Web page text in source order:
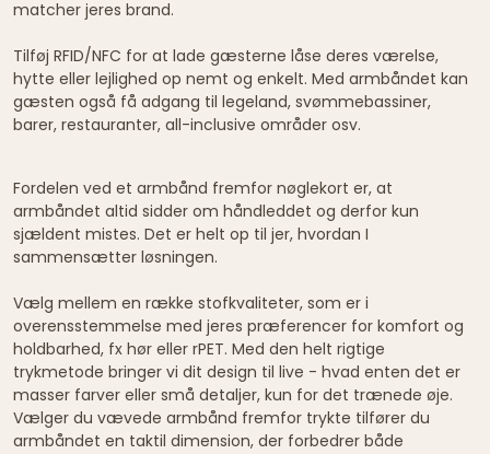
matcher jeres brand.
Tilføj RFID/NFC for at lade gæsterne låse deres værelse,
hytte eller lejlighed op nemt og enkelt. Med armbåndet kan
gæsten også få adgang til legeland, svømmebassiner,
barer, restauranter, all-inclusive områder osv.
Fordelen ved et armbånd fremfor nøglekort er, at
armbåndet altid sidder om håndleddet og derfor kun
sjældent mistes. Det er helt op til jer, hvordan I
sammensætter løsningen.
Vælg mellem en række stofkvaliteter, som er i
overensstemmelse med jeres præferencer for komfort og
holdbarhed, fx hør eller rPET. Med den helt rigtige
trykmetode bringer vi dit design til live - hvad enten det er
masser farver eller små detaljer, kun for det trænede øje.
Vælger du vævede armbånd fremfor trykte tilfører du
armbåndet en taktil dimension, der forbedrer både